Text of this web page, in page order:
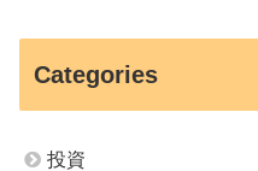
Categories
投資